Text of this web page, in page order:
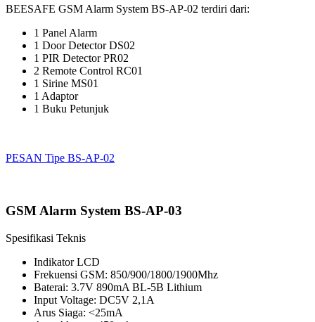
BEESAFE GSM Alarm System BS-AP-02 terdiri dari:
1 Panel Alarm
1 Door Detector DS02
1 PIR Detector PR02
2 Remote Control RC01
1 Sirine MS01
1 Adaptor
1 Buku Petunjuk
PESAN Tipe BS-AP-02
GSM Alarm System BS-AP-03
Spesifikasi Teknis
Indikator LCD
Frekuensi GSM: 850/900/1800/1900Mhz
Baterai: 3.7V 890mA BL-5B Lithium
Input Voltage: DC5V 2,1A
Arus Siaga: <25mA